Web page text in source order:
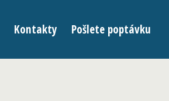
Kontakty Pošlete poptávku